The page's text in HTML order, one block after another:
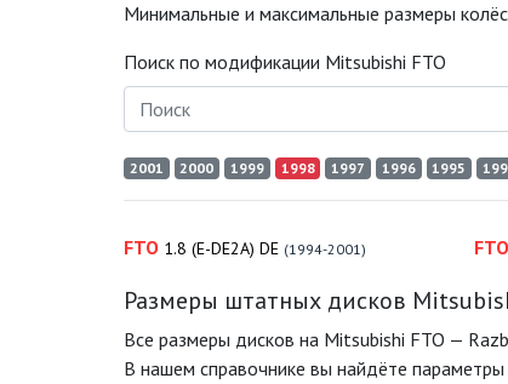
Минимальные и максимальные размеры
Поиск по модификации Mitsubishi FTO
2001 2000 1999 1998 1997 1996 1995
FTO 1.8 (E-DE2A) DE (1994-2001) FTO
Размеры штатных дисков
Все размеры дисков на Mitsubishi FTO —
В нашем справочнике вы найдёте